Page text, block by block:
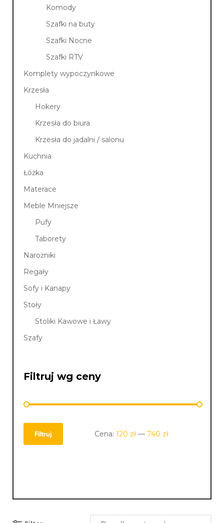
Komody
Szafki na buty
Szafki Nocne
Szafki RTV
Komplety wypoczynkowe
Krzesła
Hokery
Krzesła do biura
Krzesła do jadalni / salonu
Kuchnia
Łóżka
Materace
Meble Mniejsze
Pufy
Taborety
Narożniki
Regały
Sofy i Kanapy
Stoły
Stoliki Kawowe i Ławy
Szafy
Filtruj wg ceny
Filtruj Cena:120 zł —740 zł